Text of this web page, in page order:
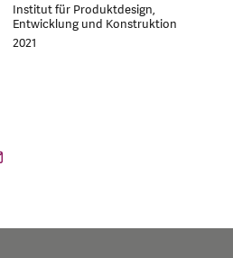
Institut für Produktdesign,
Entwicklung und Konstruktion
2021